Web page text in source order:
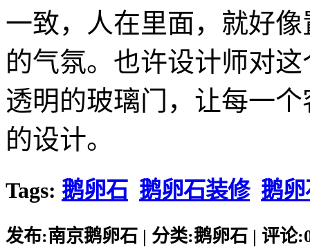
一致，人在里面，就好
的气氛。也许设计师对
透明的玻璃门，让每一
的设计。
Tags: 鹅卵石 鹅卵石装修 鹅
发布:南京鹅卵石 | 分类:鹅卵石 | 评论